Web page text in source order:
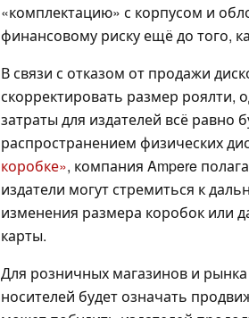
«комплектацию» с корпусом и
финансовому риску ещё до того,
В связи с отказом от продажи
скорректировать размер роялти,
затраты для издателей всё равно
распространением физических
коробке», компания Ampere
издатели могут стремиться к
изменения размера коробок или
карты.
Для розничных магазинов и
носителей будет означать